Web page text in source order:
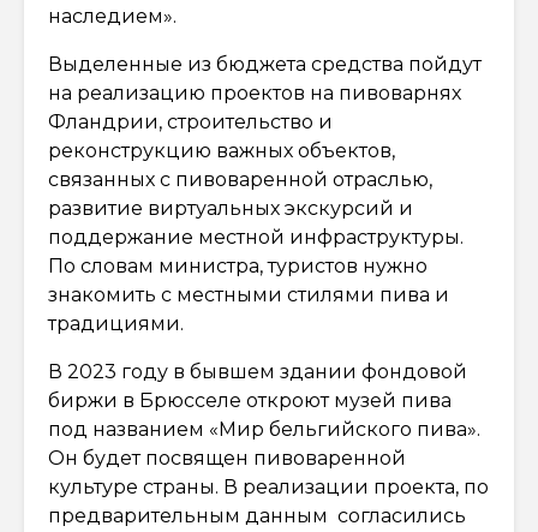
наследием».
Выделенные из бюджета средства пойдут
на реализацию проектов на пивоварнях
Фландрии, строительство и
реконструкцию важных объектов,
связанных с пивоваренной отраслью,
развитие виртуальных экскурсий и
поддержание местной инфраструктуры.
По словам министра, туристов нужно
знакомить с местными стилями пива и
традициями.
В 2023 году в бывшем здании фондовой
биржи в Брюсселе откроют музей пива
под названием «Мир бельгийского пива».
Он будет посвящен пивоваренной
культуре страны. В реализации проекта, по
предварительным данным согласились